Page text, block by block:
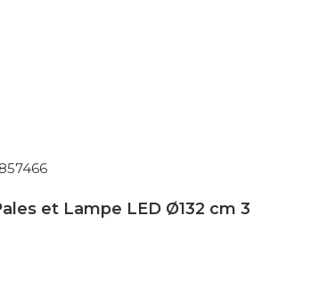
et Lampe LED Ø132 cm 3